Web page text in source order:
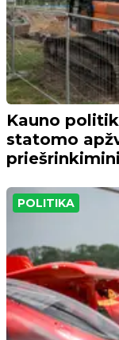
Kauno
statomo
POLITIKA